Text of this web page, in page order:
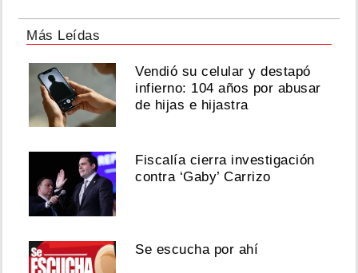
Más Leídas
Vendió su celular y destapó
infierno: 104 años por abusar
de hijas e hijastra
Fiscalía cierra investigación
contra ‘Gaby’ Carrizo
Se escucha por ahí